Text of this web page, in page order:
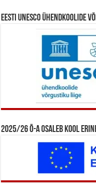
Eesti UNESCO ühendkoolide
2025/26 õ-a osaleb kool